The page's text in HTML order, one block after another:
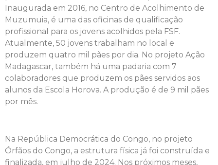
Inaugurada em 2016, no Centro de Acolhimento de
Muzumuia, é uma das oficinas de qualificação
profissional para os jovens acolhidos pela FSF.
Atualmente, 50 jovens trabalham no local e
produzem quatro mil pães por dia. No projeto Ação
Madagascar, também há uma padaria com 7
colaboradores que produzem os pães servidos aos
alunos da Escola Horova. A produção é de 9 mil pães
por mês.
Na República Democrática do Congo, no projeto
Órfãos do Congo, a estrutura física já foi construída e
finalizada, em julho de 2024. Nos próximos meses,